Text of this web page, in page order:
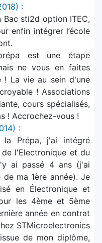
:
sti2d option ITEC,
enfin intégrer l’école
est une étape
ne vous en faites
! La vie au sein d'une
! Associations
cours spécialisés,
! Accrochez-vous !
:
Prépa, j'ai intégré
l'Electronique et du
ai passé 4 ans (j'ai
ma 1ère année). Je
en Électronique et
les 4ème et 5ème
année en contrat
STMicroelectronics
de mon diplôme,